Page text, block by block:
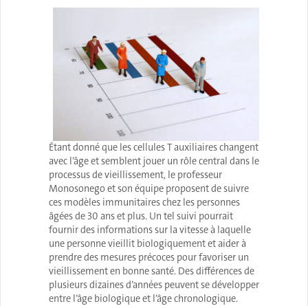
Étant donné que les cellules T auxiliaires changent
avec l’âge et semblent jouer un rôle central dans le
processus de vieillissement, le professeur
Monosonego et son équipe proposent de suivre
ces modèles immunitaires chez les personnes
âgées de 30 ans et plus. Un tel suivi pourrait
fournir des informations sur la vitesse à laquelle
une personne vieillit biologiquement et aider à
prendre des mesures précoces pour favoriser un
vieillissement en bonne santé. Des différences de
plusieurs dizaines d’années peuvent se développer
entre l’âge biologique et l’âge chronologique.